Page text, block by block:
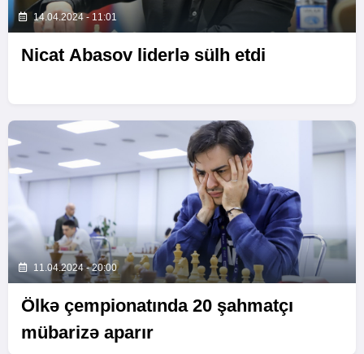
14.04.2024 - 11:01
Nicat Abasov liderlə sülh etdi
11.04.2024 - 20:00
Ölkə çempionatında 20 şahmatçı
mübarizə aparır